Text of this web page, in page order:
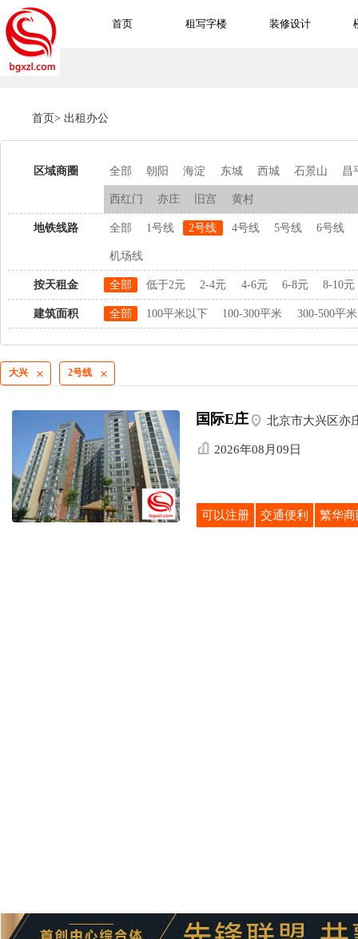
首页 租写字楼 装修设计
首页> 出租办公
区域商圈 全部 朝阳 海淀 东城 西城 石景山 昌
西红门 亦庄 旧宫 黄村
地铁线路 全部 1号线 2号线 4号线 5号线 6号线
机场线
按天租金 全部 低于2元 2-4元 4-6元 6-8元 8-10元
建筑面积 全部 100平米以下 100-300平米 300-500平米
大兴  2号线 
国际E庄 北京市大兴区亦
 2026年08月09日
可以注册 交通便利 繁华商